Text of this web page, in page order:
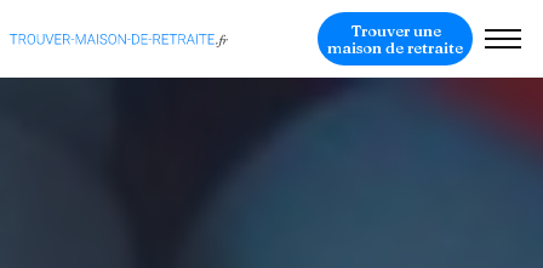
Trouver une
maison de retraite